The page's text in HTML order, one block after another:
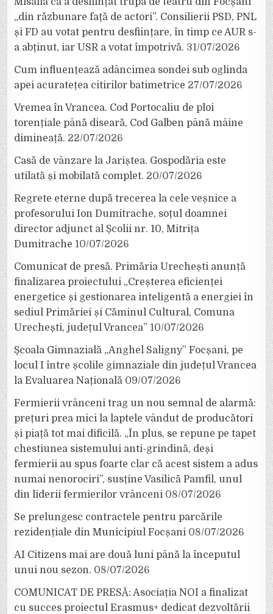
„din răzbunare față de actori”. Consilierii PSD, PNL
și FD au votat pentru desființare, în timp ce AUR s-
a abținut, iar USR a votat împotrivă. 31/07/2026
Cum influențează adâncimea sondei sub oglinda
apei acuratețea citirilor batimetrice 27/07/2026
Vremea în Vrancea. Cod Portocaliu de ploi
torențiale până diseară, Cod Galben până mâine
dimineață. 22/07/2026
Casă de vânzare la Jariștea. Gospodăria este
utilată și mobilată complet. 20/07/2026
Regrete eterne după trecerea la cele veșnice a
profesorului Ion Dumitrache, soțul doamnei
director adjunct al Școlii nr. 10, Mitrița
Dumitrache 10/07/2026
Comunicat de presă. Primăria Urechești anunță
finalizarea proiectului „Creșterea eficienței
energetice și gestionarea inteligentă a energiei în
sediul Primăriei și Căminul Cultural, Comuna
Urechești, județul Vrancea” 10/07/2026
Școala Gimnazială „Anghel Saligny” Focșani, pe
locul I între școlile gimnaziale din județul Vrancea
la Evaluarea Națională 09/07/2026
Fermierii vrânceni trag un nou semnal de alarmă:
prețuri prea mici la laptele vândut de producători
și piață tot mai dificilă. „În plus, se repune pe tapet
chestiunea sistemului anti-grindină, deși
fermierii au spus foarte clar că acest sistem a adus
numai nenorociri”, susține Vasilică Pamfil, unul
din liderii fermierilor vrânceni 08/07/2026
Se prelungesc contractele pentru parcările
rezidențiale din Municipiul Focșani 08/07/2026
AI Citizens mai are două luni până la începutul
unui nou sezon. 08/07/2026
COMUNICAT DE PRESĂ: Asociația NOI a finalizat
cu succes proiectul Erasmus+ dedicat dezvoltării